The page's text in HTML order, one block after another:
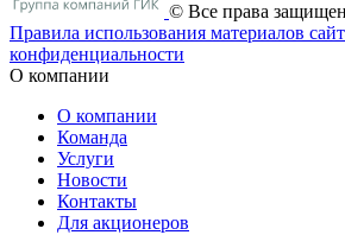
© Все права
Правила использования материалов
конфиденциальности
О компании
О компании
Команда
Услуги
Новости
Контакты
Для акционеров